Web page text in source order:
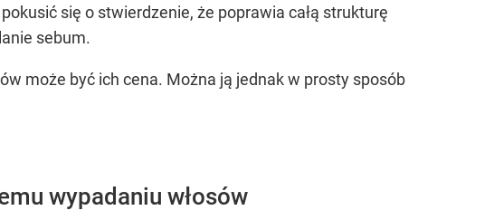
się o stwierdzenie, że poprawia całą strukturę
sebum.
może być ich cena. Można ją jednak w prosty sposób
wypadaniu włosów